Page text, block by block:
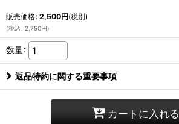
販売価格: 2,500円(税別)
(税込 : 2,750円)
数量:
返品特約に関する重要事項
カートに入れる